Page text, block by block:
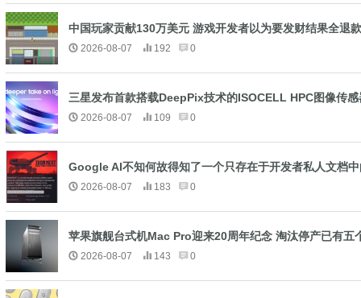
中国玩家贡献130万美元 游戏开发者以为要发财结果全退
2026-08-07 192 0
三星发布首款搭载DeepPix技术的ISOCELL HPC图像传感
2026-08-07 109 0
Google AI不知何故得知了一个只存在于开发者私人文档
2026-08-07 183 0
苹果旗舰台式机Mac Pro迎来20周年纪念 淘汰停产已有五
2026-08-07 143 0